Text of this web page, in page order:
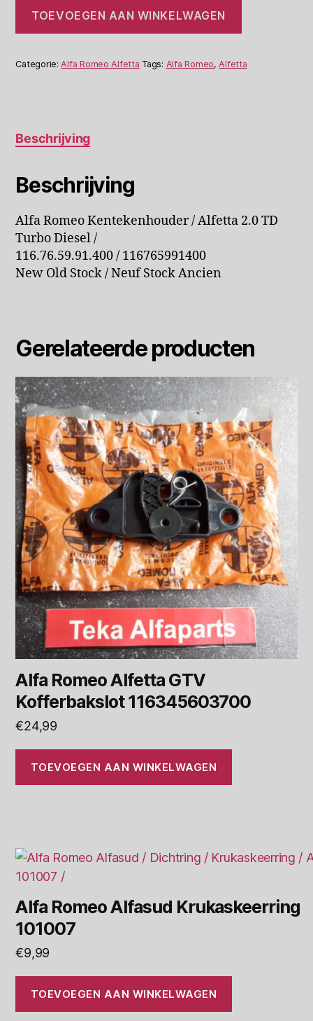
TD
116765991400
aantal
TOEVOEGEN AAN WINKELWAGEN
Categorie: Alfa Romeo Alfetta Tags: Alfa Romeo, Alfetta
Beschrijving
Beschrijving
Alfa Romeo Kentekenhouder / Alfetta 2.0 TD
Turbo Diesel /
116.76.59.91.400 / 116765991400
New Old Stock / Neuf Stock Ancien
Gerelateerde producten
Alfa Romeo Alfetta GTV
Kofferbakslot 116345603700
€24,99
TOEVOEGEN AAN WINKELWAGEN
Alfa Romeo Alfasud Krukaskeerring
101007
€9,99
TOEVOEGEN AAN WINKELWAGEN